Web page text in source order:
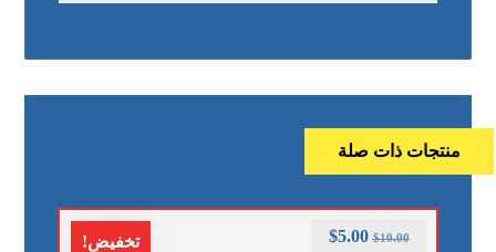
منتجات ذات صلة
تخفيض! $10.00
$5.00